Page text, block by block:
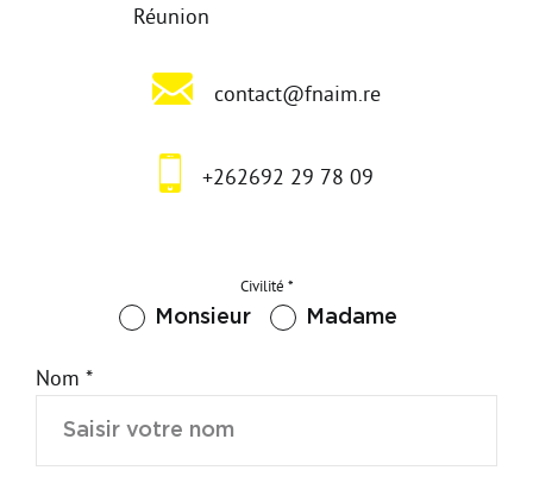
Réunion
contact@fnaim.re
+262692 29 78 09
Civilité *
Monsieur Madame
Nom *